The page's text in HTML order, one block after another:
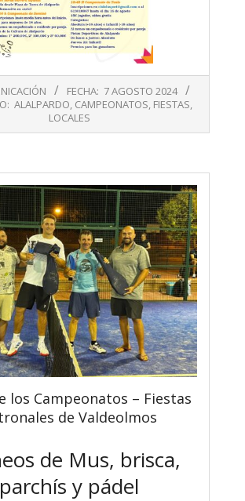
FECHA: 7 AGOSTO 2024
ALALPARDO, CAMPEONATOS, FIESTAS,
LOCALES
los Campeonatos – Fiestas
de Valdeolmos
de Mus, brisca,
parchís y pádel